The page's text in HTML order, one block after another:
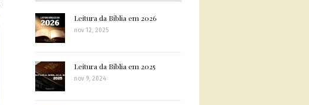
Leitura da Bíblia em 2026
nov 12, 2025
Leitura da Bíblia em 2025
nov 9, 2024